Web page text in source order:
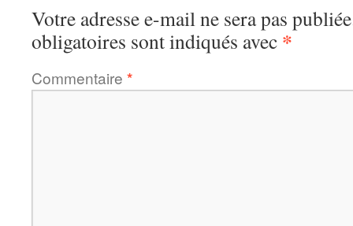
Votre adresse e-mail ne sera pas
obligatoires sont indiqués avec *
Commentaire *